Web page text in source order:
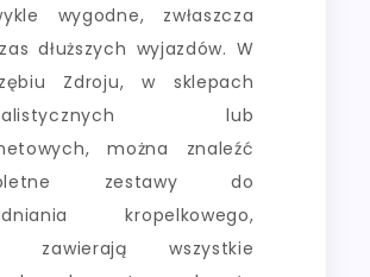
wygodne, zwłaszcza
dłuższych wyjazdów. W
Zdroju, w sklepach
lub
można znaleźć
zestawy do
kropelkowego,
zawierają wszystkie